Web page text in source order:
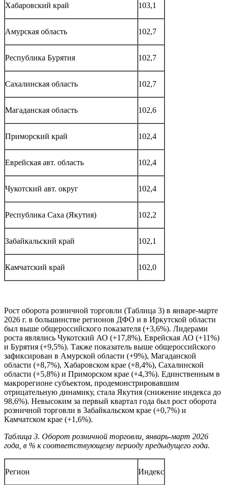
Хабаровский край 103,1
Амурская область 102,7
Республика Бурятия 102,7
Сахалинская область 102,7
Магаданская область 102,6
Приморский край 102,4
Еврейская авт. область 102,4
Чукотский авт. округ 102,4
Республика Саха (Якутия) 102,2
Забайкальский край 102,1
Камчатский край 102,0
Рост оборота розничной торговли (Таблица 3) в январе-марте
2026 г. в большинстве регионов ДФО и в Иркутской области
был выше общероссийского показателя (+3,6%). Лидерами
роста являлись Чукотский АО (+17,8%), Еврейская АО (+11%)
и Бурятия (+9,5%). Также показатель выше общероссийского
зафиксирован в Амурской области (+9%), Магаданской
области (+8,7%), Хабаровском крае (+8,4%), Сахалинской
области (+5,8%) и Приморском крае (+4,3%). Единственным в
макрорегионе субъектом, продемонстрировавшим
отрицательную динамику, стала Якутия (снижение индекса до
98,6%). Невысоким за первый квартал года был рост оборота
розничной торговли в Забайкальском крае (+0,7%) и
Камчатском крае (+1,6%).
Таблица 3. Оборот розничной торговли, январь-март 2026
года, в % к соответствующему периоду предыдущего года.
Регион Индекс